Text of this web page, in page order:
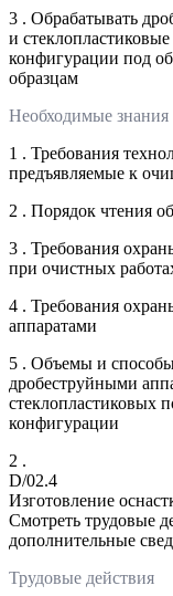
3 . Обрабатывать
и
конфигурации под
образцам
Необходимые знания
1 . Требования
предъявляемые к
2 . Порядок чтения
3 . Требования
при очистных
4 . Требования
аппаратами
5 . Объемы и
дробеструйными
стеклопластиковых
конфигурации
2 .
D/02.4
Изготовление
Смотреть трудовые
дополнительные
Трудовые действия